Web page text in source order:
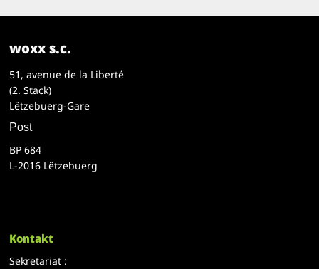
woxx s.c.
51, avenue de la Liberté
(2. Stack)
Lëtzebuerg-Gare
Post
BP 684
L-2016 Lëtzebuerg
Kontakt
Sekretariat :